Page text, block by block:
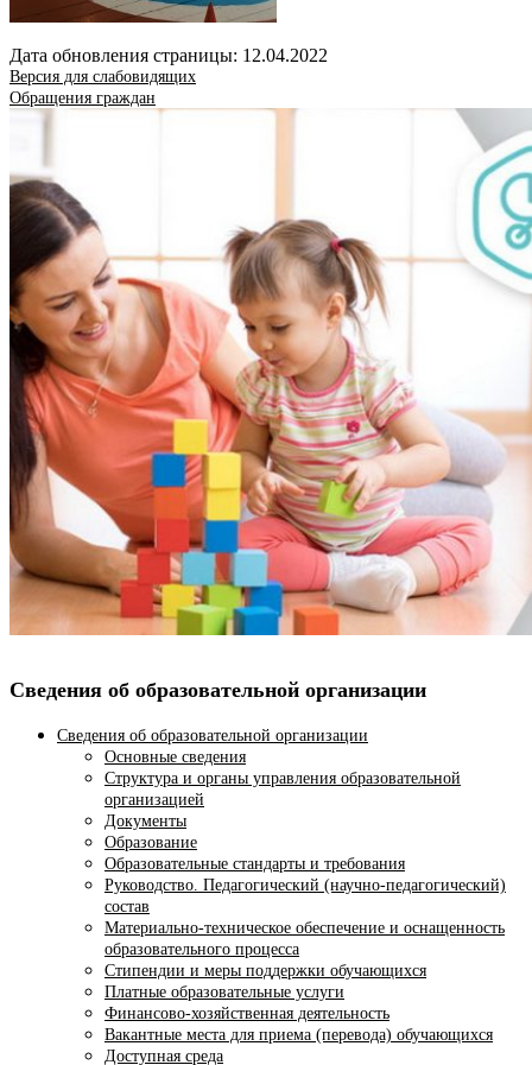
Дата обновления страницы: 12.04.2022
Версия для слабовидящих
Обращения граждан
Сведения об образовательной организации
Сведения об образовательной организации
Основные сведения
Структура и органы управления образовательной
организацией
Документы
Образование
Образовательные стандарты и требования
Руководство. Педагогический (научно-педагогический)
состав
Материально-техническое обеспечение и оснащенность
образовательного процесса
Стипендии и меры поддержки обучающихся
Платные образовательные услуги
Финансово-хозяйственная деятельность
Вакантные места для приема (перевода) обучающихся
Доступная среда